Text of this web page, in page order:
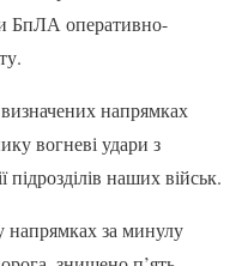
БпЛА оперативно-
напрямках
вогневі удари з
підрозділів наших військ.
за минулу